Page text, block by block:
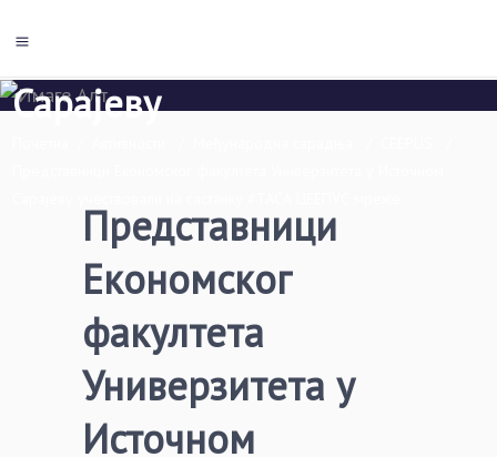
Универзитета у Источном
Сарајеву
Представници
Економског
факултета
Универзитета у
Источном